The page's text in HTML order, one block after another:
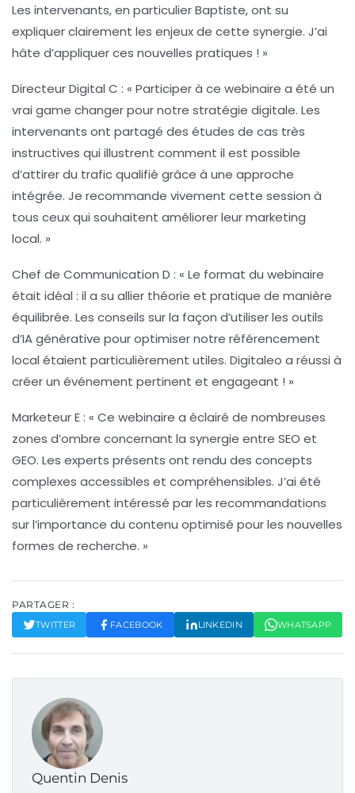
Les intervenants, en particulier Baptiste, ont su
expliquer clairement les enjeux de cette synergie. J’ai
hâte d’appliquer ces nouvelles pratiques ! »
Directeur Digital C : « Participer à ce webinaire a été un
vrai game changer pour notre stratégie digitale. Les
intervenants ont partagé des études de cas très
instructives qui illustrent comment il est possible
d’attirer du trafic qualifié grâce à une approche
intégrée. Je recommande vivement cette session à
tous ceux qui souhaitent améliorer leur marketing
local. »
Chef de Communication D : « Le format du webinaire
était idéal : il a su allier théorie et pratique de manière
équilibrée. Les conseils sur la façon d’utiliser les outils
d’IA générative pour optimiser notre référencement
local étaient particulièrement utiles. Digitaleo a réussi à
créer un événement pertinent et engageant ! »
Marketeur E : « Ce webinaire a éclairé de nombreuses
zones d’ombre concernant la synergie entre SEO et
GEO. Les experts présents ont rendu des concepts
complexes accessibles et compréhensibles. J’ai été
particulièrement intéressé par les recommandations
sur l’importance du contenu optimisé pour les nouvelles
formes de recherche. »
PARTAGER :
TWITTER FACEBOOK LINKEDIN WHATSAPP
Quentin Denis